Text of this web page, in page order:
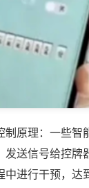
制原理：一些
发送信号给控牌
进行干预，达